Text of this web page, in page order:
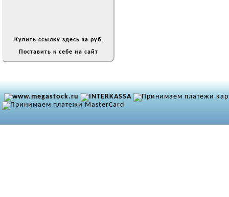
Купить ссылку здесь за руб.
Поставить к себе на сайт